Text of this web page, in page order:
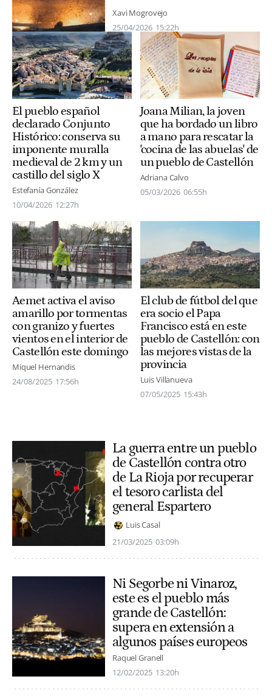
Xavi Mogrovejo
25/04/2026 15:22h
El pueblo español
declarado Conjunto
Histórico: conserva su
imponente muralla
medieval de 2 km y un
castillo del siglo X
Estefanía González
10/04/2026 12:27h
Joana Milian, la joven
que ha bordado un libro
a mano para rescatar la
'cocina de las abuelas' de
un pueblo de Castellón
Adriana Calvo
05/03/2026 06:55h
Aemet activa el aviso
amarillo por tormentas
con granizo y fuertes
vientos en el interior de
Castellón este domingo
Miquel Hernandis
24/08/2025 17:56h
El club de fútbol del que
era socio el Papa
Francisco está en este
pueblo de Castellón: con
las mejores vistas de la
provincia
Luis Villanueva
07/05/2025 15:43h
La guerra entre un pueblo
de Castellón contra otro
de La Rioja por recuperar
el tesoro carlista del
general Espartero
Luis Casal
21/03/2025 03:09h
Ni Segorbe ni Vinaroz,
este es el pueblo más
grande de Castellón:
supera en extensión a
algunos países europeos
Raquel Granell
12/02/2025 13:20h